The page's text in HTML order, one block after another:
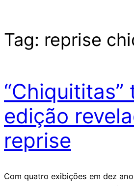
Tag: reprise
“Chiquititas”
edição
reprise
Com quatro exibições em dez